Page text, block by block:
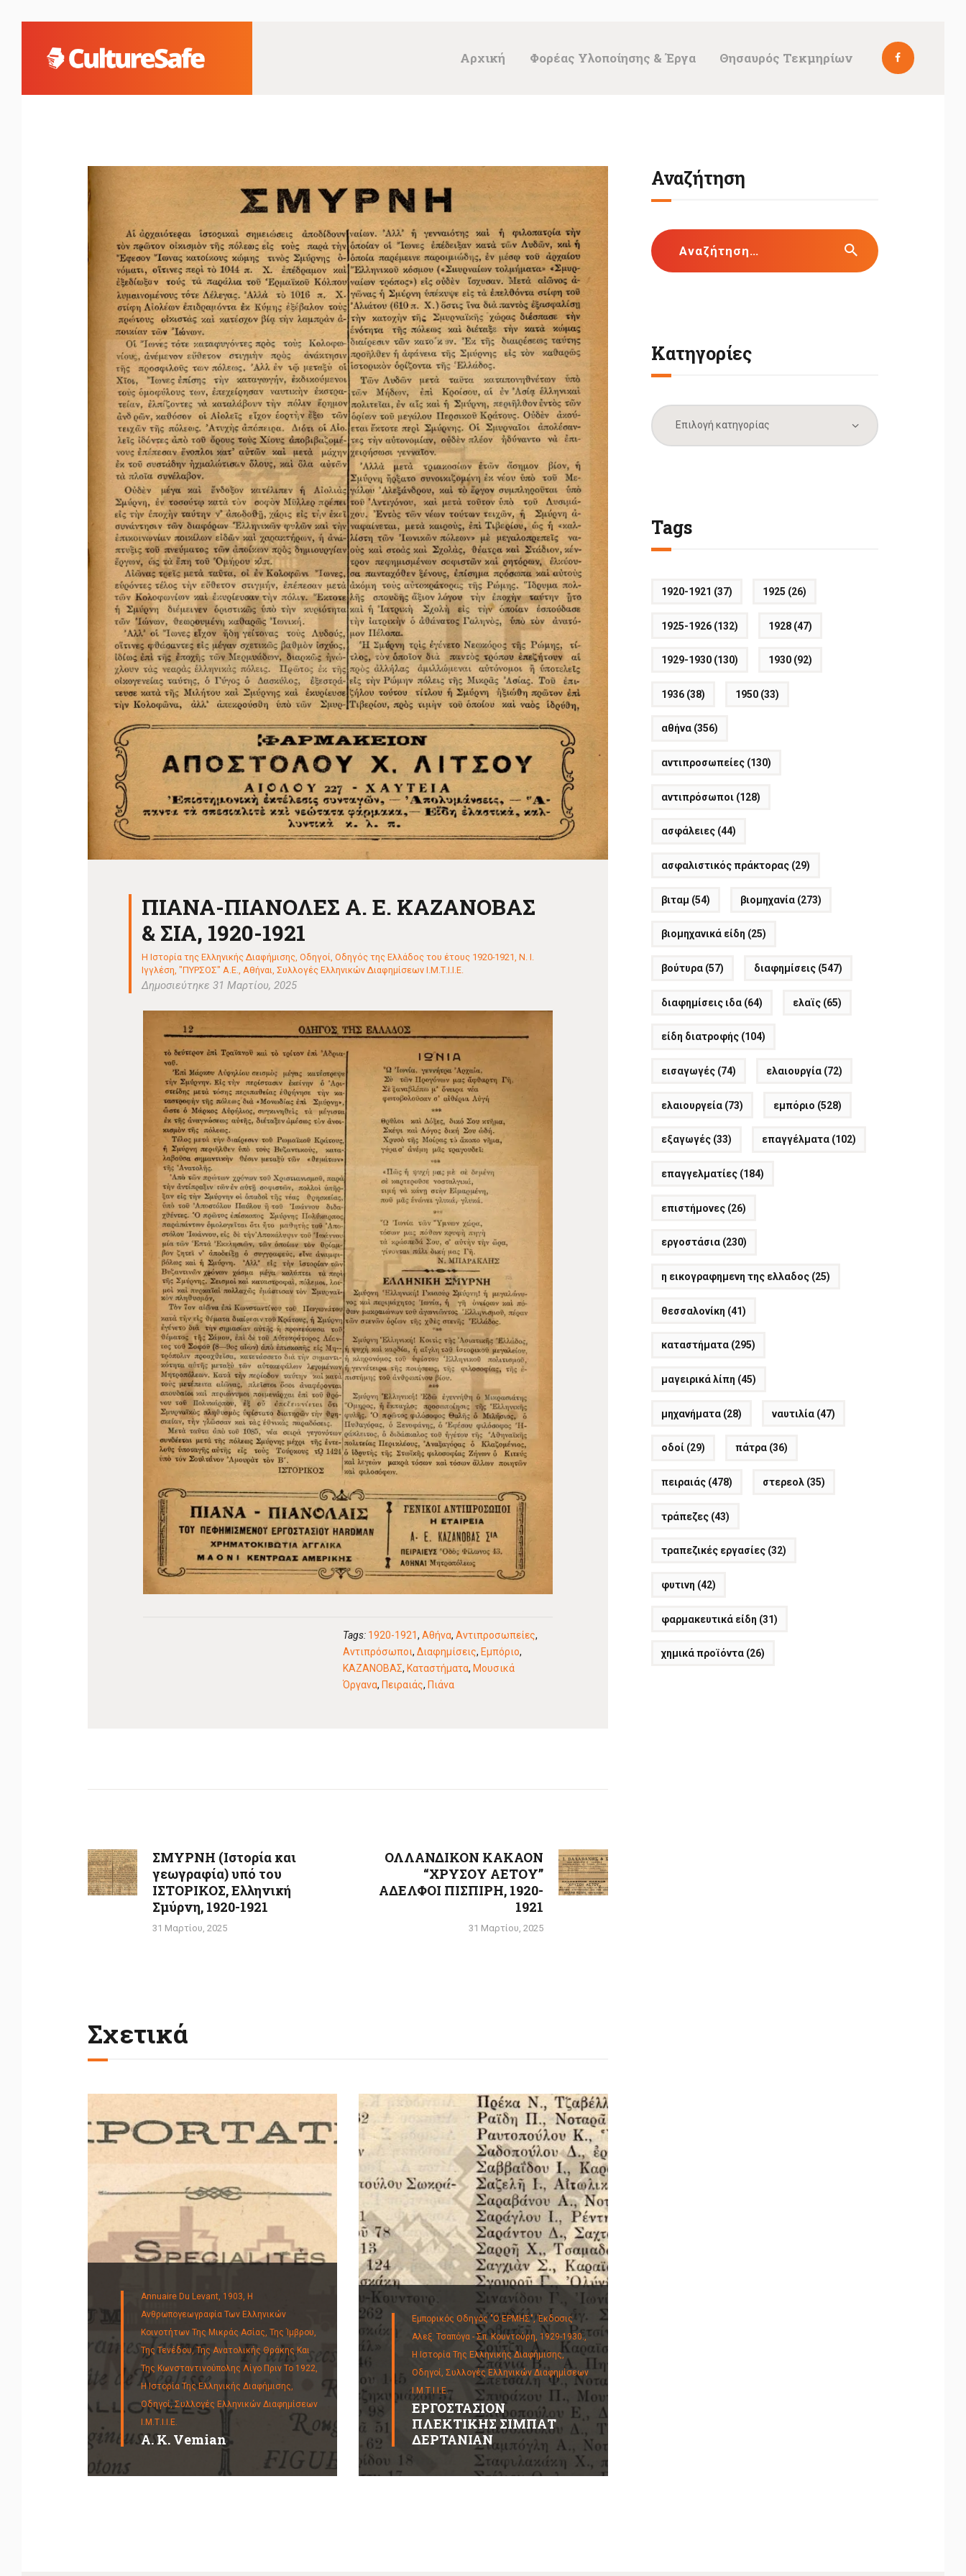
Αρχική Φορέας Υλοποίησης & Έργα Θησαυρός Τεκμηρίων
ΘΗΣΑΥΡΌΣ
ΤΕΚΜΗΡΊΩΝ
ΠΙΑΝΑ-ΠΙΑΝΟΛΕΣ Α. Ε. ΚΑΖΑΝΟΒΑΣ
& ΣΙΑ, 1920-1921
Η Ιστορία της Ελληνικής Διαφήμισης ,Οδηγοί ,Οδηγός της Ελλάδος του έτους 1920-1921, Ν. Ι.
Ιγγλέση, "ΠΥΡΣΟΣ" Α.Ε., Αθήναι ,Συλλογές Ελληνικών Διαφημίσεων Ι.Μ.Τ.Ι.Ι.Ε.
Δημοσιεύτηκε 31 Μαρτίου, 2025
Tags: 1920-1921, Αθήνα, Αντιπροσωπείες,
Αντιπρόσωποι, Διαφημίσεις, Εμπόριο,
ΚΑΖΑΝΟΒΑΣ, Καταστήματα, Μουσικά
Όργανα, Πειραιάς, Πιάνα
άρθρων
Previous
post:
ΣΜΥΡΝΗ (Ιστορία και
γεωγραφία) υπό του
ΙΣΤΟΡΙΚΟΣ, Ελληνική
Σμύρνη, 1920-1921
31 Μαρτίου, 2025
Next
post:
ΟΛΛΑΝΔΙΚΟΝ ΚΑΚΑΟΝ
“ΧΡΥΣΟΥ ΑΕΤΟΥ”
ΑΔΕΛΦΟΙ ΠΙΣΠΙΡΗ, 1920-
1921
31 Μαρτίου, 2025
Σχετικά
Annuaire Du Levant, 1903, Η
Ανθρωπογεωγραφία Των Ελληνικών
Κοινοτήτων Της Μικράς Ασίας, Της Ίμβρου,
Της Τενέδου, Της Ανατολικής Θράκης Και
Της Κωνσταντινούπολης Λίγο Πριν Το 1922,
Η Ιστορία Της Ελληνικής Διαφήμισης,
Οδηγοί,Συλλογές Ελληνικών Διαφημίσεων
Ι.Μ.Τ.Ι.Ι.Ε.
A. K. Vemian
Εμπορικός Οδηγός "Ο ΕΡΜΗΣ", Έκδοσις
Αλεξ. Τσαπόγα - Σπ. Κουντούρη, 1929-1930.,
Η Ιστορία Της Ελληνικής Διαφήμισης,
Οδηγοί, Συλλογές Ελληνικών Διαφημίσεων
Ι.Μ.Τ.Ι.Ι.Ε.
ΕΡΓΟΣΤΑΣΙΟΝ
ΠΛΕΚΤΙΚΗΣ ΣΙΜΠΑΤ
ΔΕΡΤΑΝΙΑΝ
Αναζήτηση
Αναζήτηση
για:
Κατηγορίες
Κατηγορίες
Tags
1920-1921 (37) 1925 (26)
1925-1926 (132) 1928 (47)
1929-1930 (130) 1930 (92)
1936 (38) 1950 (33)
αθήνα (356)
αντιπροσωπείες (130)
αντιπρόσωποι (128)
ασφάλειες (44)
ασφαλιστικός πράκτορας (29)
βιταμ (54) βιομηχανία (273)
βιομηχανικά είδη (25)
βούτυρα (57) διαφημίσεις (547)
διαφημίσεις ιδα (64) ελαϊς (65)
είδη διατροφής (104)
εισαγωγές (74) ελαιουργία (72)
ελαιουργεία (73) εμπόριο (528)
εξαγωγές (33) επαγγέλματα (102)
επαγγελματίες (184)
επιστήμονες (26)
εργοστάσια (230)
η εικογραφημενη της ελλαδος (25)
θεσσαλονίκη (41)
καταστήματα (295)
μαγειρικά λίπη (45)
μηχανήματα (28) ναυτιλία (47)
οδοί (29) πάτρα (36)
πειραιάς (478) στερεολ (35)
τράπεζες (43)
τραπεζικές εργασίες (32)
φυτινη (42)
φαρμακευτικά είδη (31)
χημικά προϊόντα (26)